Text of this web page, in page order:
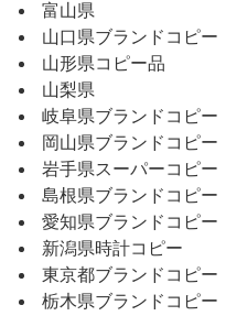
富山県
山口県ブランドコピー
山形県コピー品
山梨県
岐阜県ブランドコピー
岡山県ブランドコピー
岩手県スーパーコピー
島根県ブランドコピー
愛知県ブランドコピー
新潟県時計コピー
東京都ブランドコピー
栃木県ブランドコピー